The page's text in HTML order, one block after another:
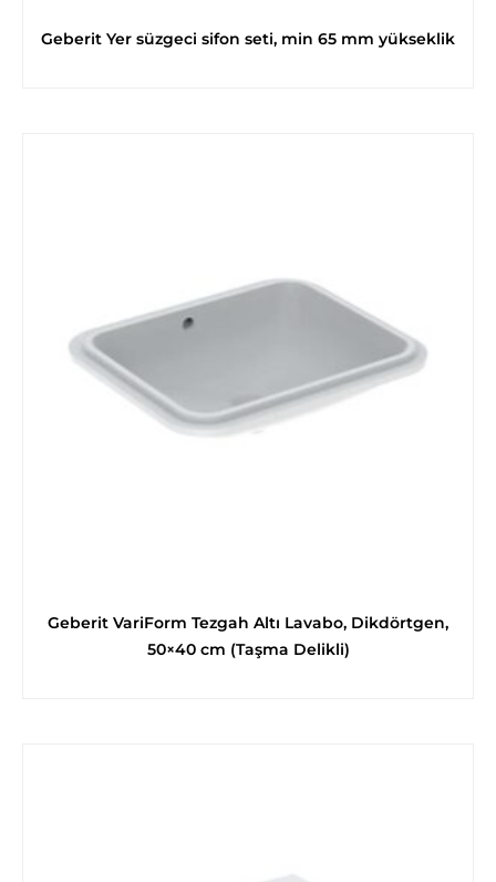
Geberit Yer süzgeci sifon seti, min 65 mm yükseklik
Geberit VariForm Tezgah Altı Lavabo, Dikdörtgen,
50×40 cm (Taşma Delikli)